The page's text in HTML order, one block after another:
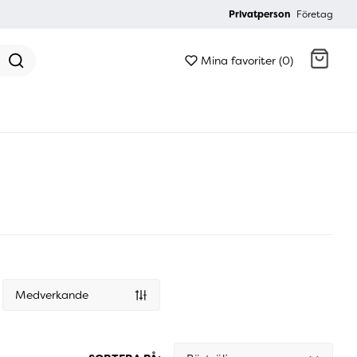
Privatperson Företag
Mina favoriter (0)
Medverkande